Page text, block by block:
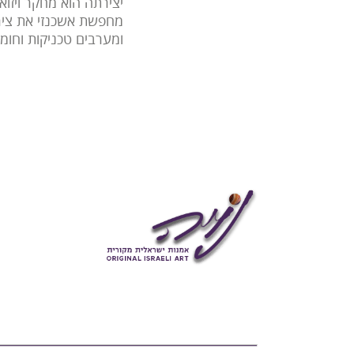
מחפשת אשכנזי את
ומערבים טכניקות